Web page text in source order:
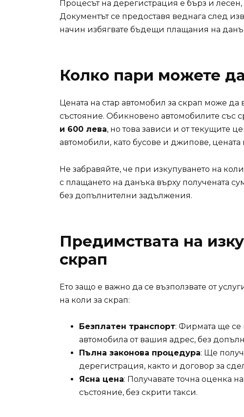
Процесът на дерегистрация е бърз и
Документът се предоставя веднага след
начин избягвате бъдещи плащания на
Колко пари можете
Цената на стар автомобил за скрап може да
състояние. Обикновено автомобилите със
и 600 лева, но това зависи и от текущите
автомобили, като бусове и джипове,
Не забравяйте, че при изкупуването на
с плащането на данъка върху получената
без допълнителни задължения.
Предимствата на
скрап
Ето защо е важно да се възползвате от
на коли за скрап:
Безплатен транспорт: Фирмата ще се
автомобила от вашия адрес, без
Пълна законова процедура: Ще
дерегистрация, както и договор за
Ясна цена: Получавате точна оценка
състояние, без скрити такси.